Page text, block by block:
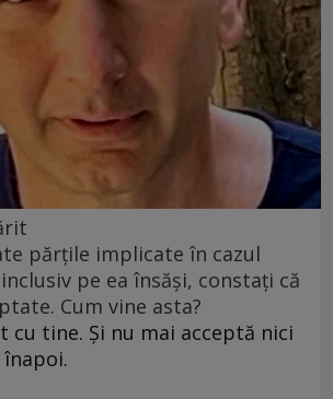
părțile implicate în cazul
pe ea însăși, constați că
Cum vine asta?
cu tine. Și nu mai acceptă nici